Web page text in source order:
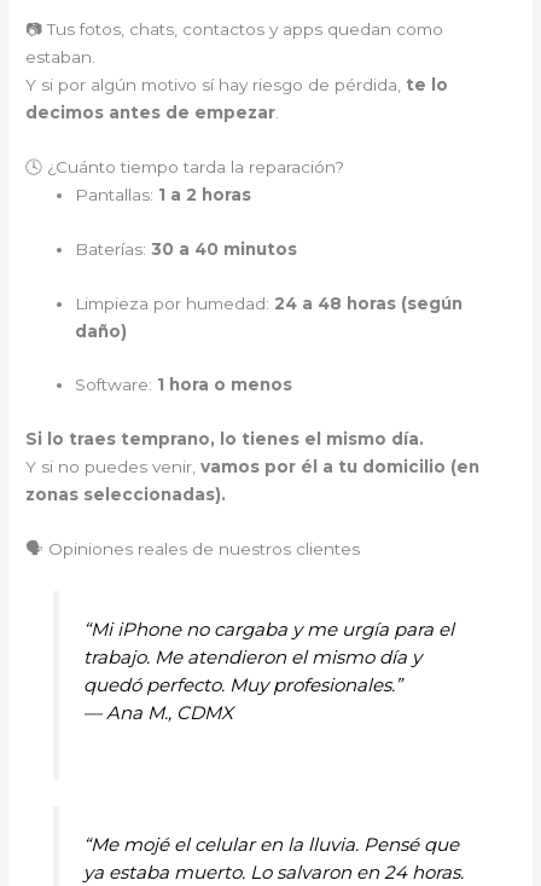
📷 Tus fotos, chats, contactos y apps quedan como
estaban.
Y si por algún motivo sí hay riesgo de pérdida, te lo
decimos antes de empezar
🕓 ¿Cuánto tiempo tarda la reparación?
Pantallas: 1 a 2 horas
Baterías:30 a 40 minutos
Limpieza por humedad: 24 a 48 horas (según
daño)
Software: 1 hora o menos
Si lo traes temprano, lo tienes el mismo día.
Y si no puedes venir,vamos por él a tu domicilio (en
zonas seleccionadas).
🗣️ Opiniones reales de nuestros clientes
“Mi iPhone no cargaba y me urgía para el
trabajo. Me atendieron el mismo día y
quedó perfecto. Muy profesionales.”
— Ana M., CDMX
“Me mojé el celular en la lluvia. Pensé que
ya estaba muerto. Lo salvaron en 24 horas.